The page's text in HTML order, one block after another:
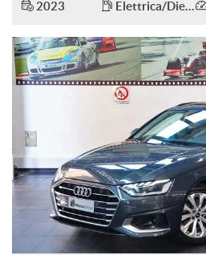
2023 Elettrica/Diesel